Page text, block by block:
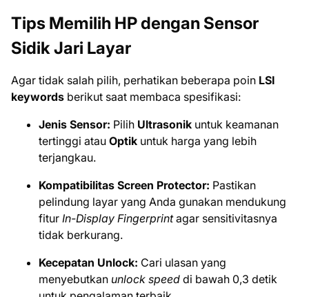
Tips Memilih HP dengan Sensor
Sidik Jari Layar
Agar tidak salah pilih, perhatikan beberapa poin LSI
keywords berikut saat membaca spesifikasi:
Jenis Sensor: Pilih Ultrasonik untuk keamanan
tertinggi atau Optik untuk harga yang lebih
terjangkau.
Kompatibilitas Screen Protector: Pastikan
pelindung layar yang Anda gunakan mendukung
fitur In-Display Fingerprintagar sensitivitasnya
tidak berkurang.
Kecepatan Unlock: Cari ulasan yang
menyebutkan unlock speed di bawah 0,3 detik